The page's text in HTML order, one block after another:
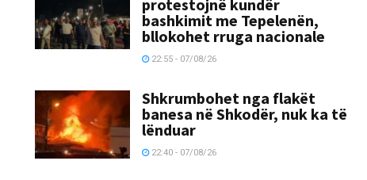
protestojnë kundër
bashkimit me Tepelenën,
bllokohet rruga nacionale
22:55 - 07/08/26
Shkrumbohet nga flakët
banesa në Shkodër, nuk ka të
lënduar
22:40 - 07/08/26